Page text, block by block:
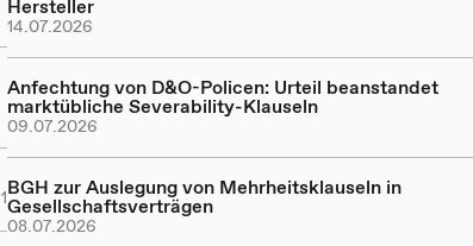
1
Hersteller
14.07.2026
Anfechtung von D&O-Policen: Urteil beanstandet
marktübliche Severability-Klauseln
09.07.2026
BGH zur Auslegung von Mehrheitsklauseln in
Gesellschaftsverträgen
08.07.2026